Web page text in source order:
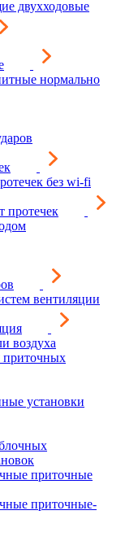
двухходовые
нормально
без wi-fi
протечек
вентиляции
воздуха
установки
приточные
приточные-